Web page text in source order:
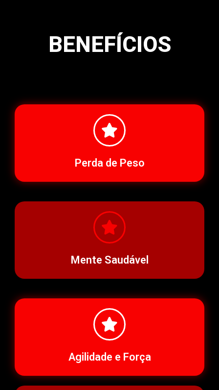
BENEFÍCIOS
Perda de Peso
Mente Saudável
Agilidade e Força